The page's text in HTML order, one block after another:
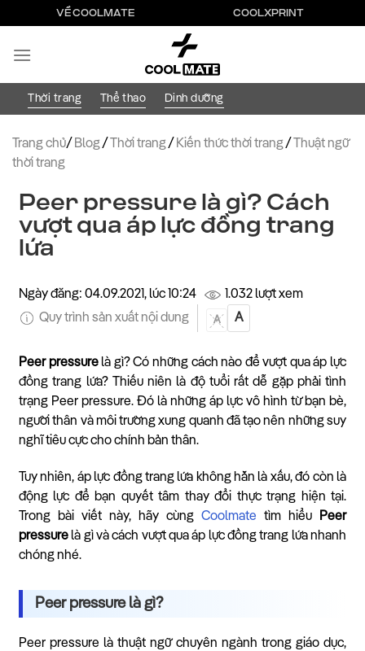
qua
nội
VỀ COOLMATE COOLXPRINT
Thời trang Thể thao Dinh dưỡng
Trang chủ/ Blog/ Thời trang/ Kiến thức thời trang/
Thuật ngữ
thời trang
Peer pressure là gì? Cách
vượt qua áp lực đồng trang
lứa
Ngày đăng: 04.09.2021, lúc 10:24
1.032 lượt xem
Quy trình sản xuất nội dung
A A
Peer pressurelà gì? Có những cách nào để vượt qua áp lực
đồng trang lứa? Thiếu niên là độ tuổi rất dễ gặp phải tình
trạng Peer pressure. Đó là những áp lực vô hình từ bạn bè,
người thân và môi trường xung quanh đã tạo nên những suy
nghĩ tiêu cực cho chính bản thân.
Tuy nhiên, áp lực đồng trang lứa không hẳn là xấu, đó còn là
động lực để bạn quyết tâm thay đổi thực trạng hiện tại.
Trong bài viết này, hãy cùng Coolmate tìm hiểu
Peer
pressure là gì và cách vượt qua áp lực đồng trang lứa nhanh
chóng nhé.
Peer pressure là gì?
Peer pressure là thuật ngữ chuyên ngành trong giáo dục,